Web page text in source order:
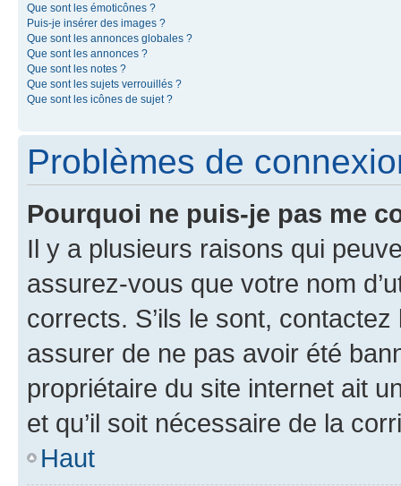
Que sont les émoticônes ?
Puis-je insérer des images ?
Que sont les annonces globales ?
Que sont les annonces ?
Que sont les notes ?
Que sont les sujets verrouillés ?
Que sont les icônes de sujet ?
Problèmes de
Pourquoi ne puis-je pas me
Il y a plusieurs raisons qui
assurez-vous que votre nom
corrects. S’ils le sont,
assurer de ne pas avoir été
propriétaire du site internet ait
et qu’il soit nécessaire de la
Haut